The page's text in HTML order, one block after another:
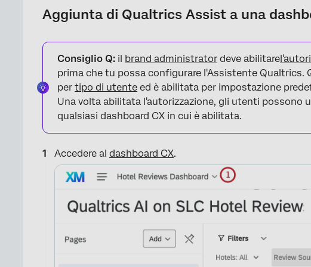
Aggiunta di Qualtrics Assist a una
Consiglio Q: il brand administrator deve abilitare
prima che tu possa configurare l'Assistente Qualtrics.
pertipo di utente ed è abilitata per impostazione
Una volta abilitata l'autorizzazione, gli utenti possono
qualsiasi dashboard CX in cui è abilitata.
Accedere aldashboard CX.